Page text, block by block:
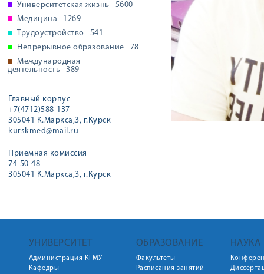
Университетская жизнь
5600
Медицина
1269
Трудоустройство
541
Непрерывное образование
78
Международная
деятельность
389
Главный корпус
+7(4712)588-137
305041 К.Маркса,3, г.Курск
kurskmed@mail.ru
Приемная комиссия
74-50-48
305041 К.Маркса,3, г.Курск
УНИВЕРСИТЕТ
Администрация КГМУ
Кафедры
ОБРАЗОВАНИЕ
Факультеты
Расписания занятий
НАУКА